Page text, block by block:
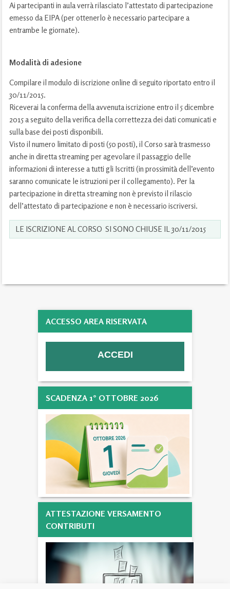
Ai partecipanti in aula verrà rilasciato l’attestato di partecipazione
emesso da EIPA (per ottenerlo è necessario partecipare a
entrambe le giornate).
Modalità di adesione
Compilare il modulo di iscrizione online di seguito riportato entro il
30/11/2015.
Riceverai la conferma della avvenuta iscrizione entro il 5 dicembre
2015 a seguito della verifica della correttezza dei dati comunicati e
sulla base dei posti disponibili.
Visto il numero limitato di posti (50 posti), il Corso sarà trasmesso
anche in diretta streaming per agevolare il passaggio delle
informazioni di interesse a tutti gli Iscritti (in prossimità dell’evento
saranno comunicate le istruzioni per il collegamento). Per la
partecipazione in diretta streaming non è previsto il rilascio
dell’attestato di partecipazione e non è necessario iscriversi.
LE ISCRIZIONE AL CORSO SI SONO CHIUSE IL 30/11/2015
ACCESSO AREA RISERVATA
SCADENZA 1° OTTOBRE 2026
ATTESTAZIONE VERSAMENTO
CONTRIBUTI